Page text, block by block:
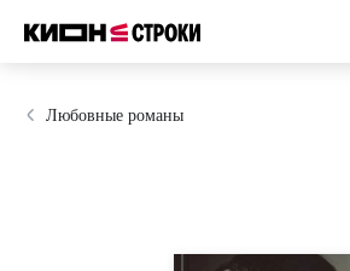
Любовные романы